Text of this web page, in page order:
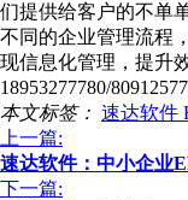
们提供给客户的不单
不同的企业管理流程
现信息化管理，提升
18953277780/80912577
本文标签： 速达软件
上一篇:
速达软件：中小企业
下一篇: